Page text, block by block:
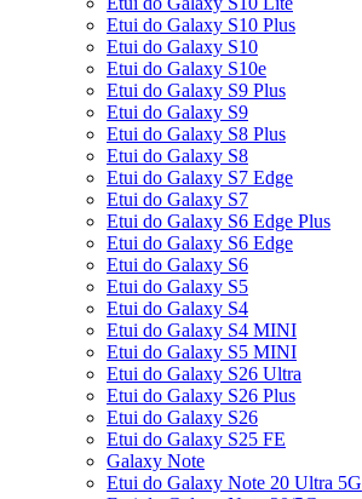
Etui do Galaxy S10 Plus
Etui do Galaxy S10
Etui do Galaxy S10e
Etui do Galaxy S9 Plus
Etui do Galaxy S9
Etui do Galaxy S8 Plus
Etui do Galaxy S8
Etui do Galaxy S7 Edge
Etui do Galaxy S7
Etui do Galaxy S6 Edge Plus
Etui do Galaxy S6 Edge
Etui do Galaxy S6
Etui do Galaxy S5
Etui do Galaxy S4
Etui do Galaxy S4 MINI
Etui do Galaxy S5 MINI
Etui do Galaxy S26 Ultra
Etui do Galaxy S26 Plus
Etui do Galaxy S26
Etui do Galaxy S25 FE
Galaxy Note
Etui do Galaxy Note 20 Ultra 5G